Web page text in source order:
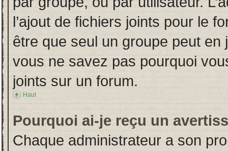
l’ajout de fichiers joints pour le
être que seul un groupe peut en
vous ne savez pas pourquoi
joints sur un forum.
Haut
Pourquoi ai-je reçu un
Chaque administrateur a son